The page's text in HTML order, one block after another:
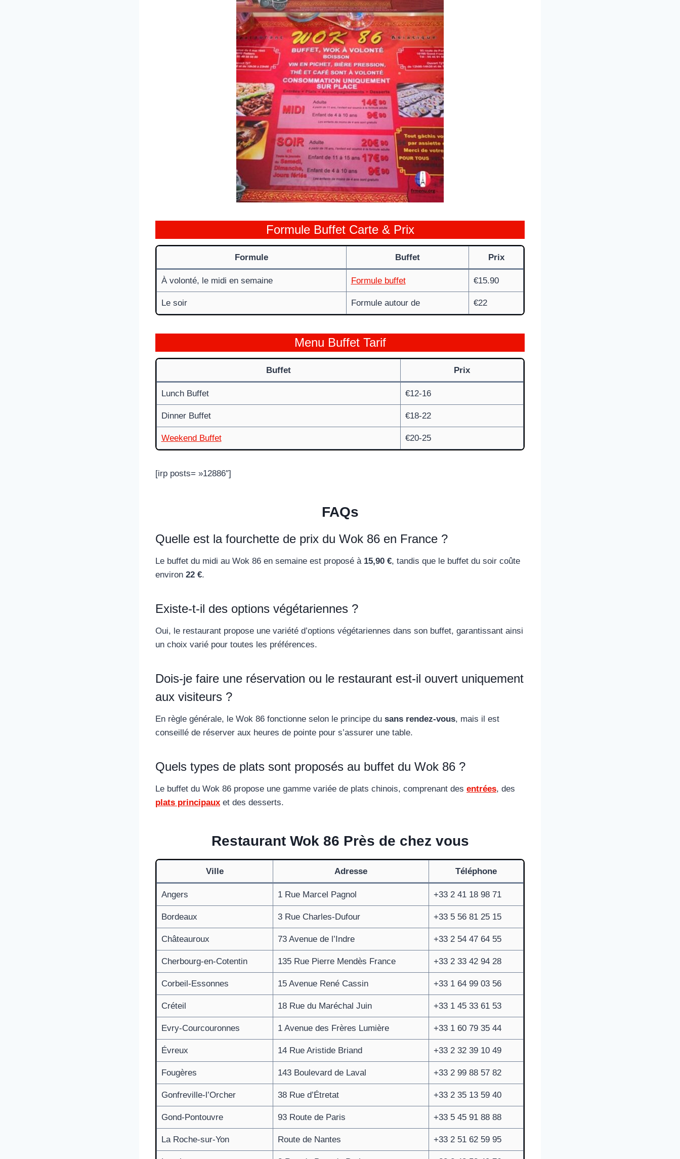
Formule Buffet Carte & Prix
Formule Buffet Prix
À volonté, le midi en semaine Formule buffet €15.90
Le soir Formule autour de €22
Menu Buffet Tarif
Buffet Prix
Lunch Buffet €12-16
Dinner Buffet €18-22
Weekend Buffet €20-25
[irp posts= »12886″]
FAQs
Quelle est la fourchette de prix du Wok 86 en France ?
Le buffet du midi au Wok 86 en semaine est proposé à 15,90 €, tandis que le buffet du soir coûte
environ 22 €.
Existe-t-il des options végétariennes ?
Oui, le restaurant propose une variété d’options végétariennes dans son buffet, garantissant ainsi
un choix varié pour toutes les préférences.
Dois-je faire une réservation ou le restaurant est-il ouvert uniquement
aux visiteurs ?
En règle générale, le Wok 86 fonctionne selon le principe du sans rendez-vous, mais il est
conseillé de réserver aux heures de pointe pour s’assurer une table.
Quels types de plats sont proposés au buffet du Wok 86 ?
Le buffet du Wok 86 propose une gamme variée de plats chinois, comprenant des entrées, des
plats principaux et des desserts.
Restaurant Wok 86 Près de chez vous
Ville Adresse Téléphone
Angers 1 Rue Marcel Pagnol +33 2 41 18 98 71
Bordeaux 3 Rue Charles-Dufour +33 5 56 81 25 15
Châteauroux 73 Avenue de l’Indre +33 2 54 47 64 55
Cherbourg-en-Cotentin 135 Rue Pierre Mendès France +33 2 33 42 94 28
Corbeil-Essonnes 15 Avenue René Cassin +33 1 64 99 03 56
Créteil 18 Rue du Maréchal Juin +33 1 45 33 61 53
Evry-Courcouronnes 1 Avenue des Frères Lumière +33 1 60 79 35 44
Évreux 14 Rue Aristide Briand +33 2 32 39 10 49
Fougères 143 Boulevard de Laval +33 2 99 88 57 82
Gonfreville-l’Orcher 38 Rue d’Étretat +33 2 35 13 59 40
Gond-Pontouvre 93 Route de Paris +33 5 45 91 88 88
La Roche-sur-Yon Route de Nantes +33 2 51 62 59 95